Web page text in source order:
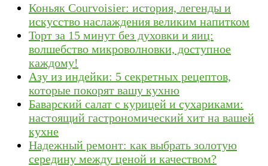
Коньяк Courvoisier: история, легенды и
искусство наслаждения великим напитком
Торт за 15 минут без духовки и яиц:
волшебство микроволновки, доступное
каждому!
Азу из индейки: 5 секретных рецептов,
которые покорят вашу кухню
Баварский салат с курицей и сухариками:
настоящий гастрономический хит на вашей
кухне
Надежный ремонт: как выбрать золотую
середину между ценой и качеством?